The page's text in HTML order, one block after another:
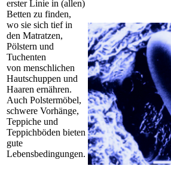
erster Linie in (allen)
Betten zu finden,
wo sie sich tief in
den Matratzen,
Pölstern und
Tuchenten
von menschlichen
Hautschuppen und
Haaren ernähren.
Auch Polstermöbel,
schwere Vorhänge,
Teppiche und
Teppichböden bieten
gute
Lebensbedingungen.